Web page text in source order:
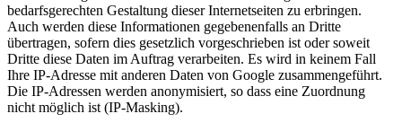
bedarfsgerechten Gestaltung dieser Internetseiten zu erbringen.
Auch werden diese Informationen gegebenenfalls an Dritte
übertragen, sofern dies gesetzlich vorgeschrieben ist oder soweit
Dritte diese Daten im Auftrag verarbeiten. Es wird in keinem Fall
Ihre IP-Adresse mit anderen Daten von Google zusammengeführt.
Die IP-Adressen werden anonymisiert, so dass eine Zuordnung
nicht möglich ist (IP-Masking).